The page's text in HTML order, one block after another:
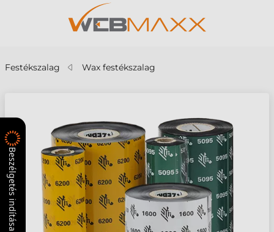
Festékszalag Wax festékszalag
Beszélgetés indítása